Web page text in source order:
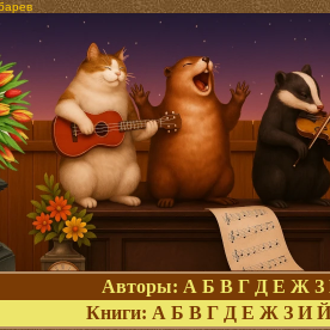
Авторы: А Б В Г Д Е Ж З
Книги: А Б В Г Д Е Ж З И Й